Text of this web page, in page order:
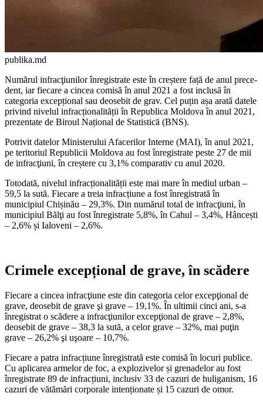
publika.md
Numărul infracţiunilor înregistrate este în creștere față de anul prece­
dent, iar fiecare a cincea comisă în anul 2021 a fost inclusă în
categoria excepțional sau deosebit de grav. Cel puțin așa arată datele
privind nivelul infracționalității în Republi­ca Moldova în anul 2021,
prezenta­te de Biroul Național de Statistică (BNS).
Potrivit datelor Ministerului Afacerilor Interne (MAI), în anul 2021,
pe teritoriul Re­publicii Moldova au fost înregistrate peste 27 de mii
de infracţiuni, în creștere cu 3,1% comparativ cu anul 2020.
Totodată, nivelul infracționalității este mai mare în mediul urban –
59,5 la sută. Fi­ecare a treia infracțiune a fost înregistrată în
municipiul Chișinău – 29,3%. Din numă­rul total de infracţiuni, în
municipiul Bălţi au fost înregistrate 5,8%, în Cahul – 3,4%, Hâncești
– 2,6% și Ialoveni – 2,6%.
Crimele excepțional de grave, în scădere
Fiecare a cincea infracţiune este din ca­tegoria celor excepţional de
grave, deosebit de grave şi grave – 19,1%. În ultimii cinci ani, s-a
înregistrat o scădere a infracţiunilor ex­cepţional de grave – 2,8%,
deosebit de gra­ve – 38,3 la sută, a celor grave – 32%, mai puţin
grave – 26,2% şi uşoare – 10,7%.
Fiecare a patra infracțiune înregistrată este comisă în locuri publice.
Cu aplicarea armelor de foc, a explozivelor și grenadelor au fost
înregistrate 89 de infracțiuni, inclu­siv 33 de cazuri de huliganism, 16
cazuri de vătămări corporale intenționate și 15 cazuri de omor.